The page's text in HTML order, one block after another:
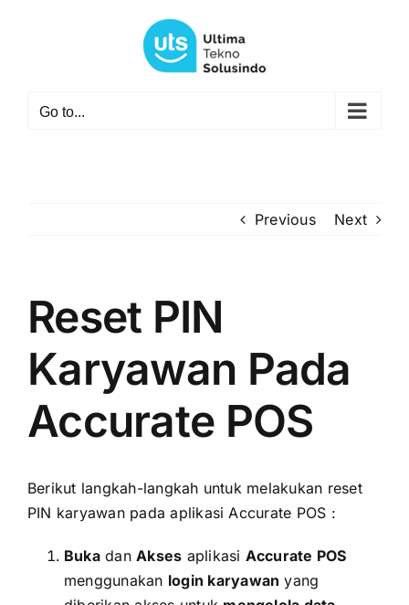
Go to...
Previous Next
Reset PIN
Karyawan Pada
Accurate POS
Berikut langkah-langkah untuk melakukan reset
PIN karyawan pada aplikasi Accurate POS :
BukadanAkses aplikasi Accurate POS
menggunakan login karyawan yang